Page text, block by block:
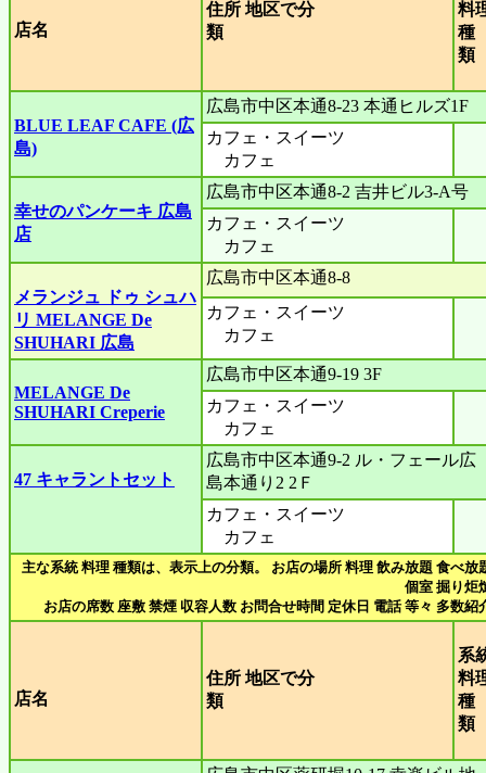
店名
住所 地区で分
類
料
種
BLUE LEAF CAFE (広
島)
広島市中区本通8-23 本通ヒルズ1F
カフェ・スイーツ
カフェ
幸せのパンケーキ 広島
店
広島市中区本通8-2 吉井ビル3-A号
カフェ・スイーツ
カフェ
メランジュ ドゥ シュハ
リ MELANGE De
SHUHARI 広島
広島市中区本通8-8
カフェ・スイーツ
カフェ
MELANGE De
SHUHARI Creperie
広島市中区本通9-19 3F
カフェ・スイーツ
カフェ
47 キャラントセット
広島市中区本通9-2 ル・フェール広
島本通り2 2Ｆ
カフェ・スイーツ
カフェ
主な系統 料理 種類は、表示上の分類。 お店の場所 料理 飲み放題 食べ放
個室 掘り炬
お店の席数 座敷 禁煙 収容人数 お問合せ時間 定休日 電話 等々 多数紹
店名
住所 地区で分
類
系
料
種